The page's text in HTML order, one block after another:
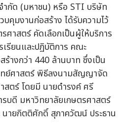
ำกัด (มหาชน) หรือ STI บริษัท
คุมงานก่อสร้าง ได้รับความไว้
ศาสตร์ คัดเลือกเป็นผู้ให้บริการ
เรียนและปฏิบัติการ คณะ
างกว่า 440 ล้านบาท ซึ่งเป็น
ย์ศาสตร์ พิธีลงนามสัญญาจัด
ตร์ โดยมี นายดำรงค์ ศรี
บดี มหาวิทยาลัยเกษตรศาสตร์
นายกิตติศักดิ์ สุภาควัฒน์ ประธาน